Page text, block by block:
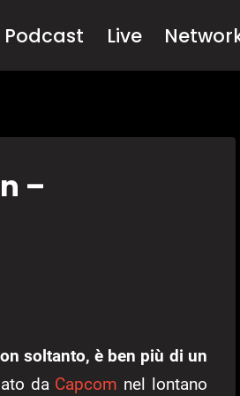
Podcast Live
–
soltanto, è ben più di un
da Capcom nel lontano